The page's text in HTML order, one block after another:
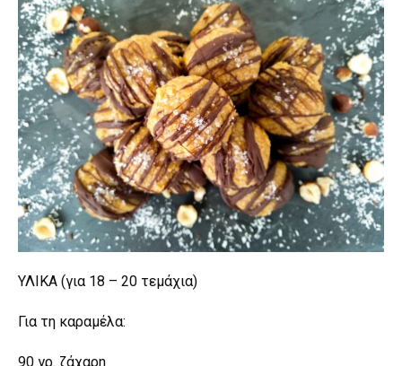
ΥΛΙΚΑ (για 18 – 20 τεμάχια)
Για τη καραμέλα:
90 γρ. ζάχαρη